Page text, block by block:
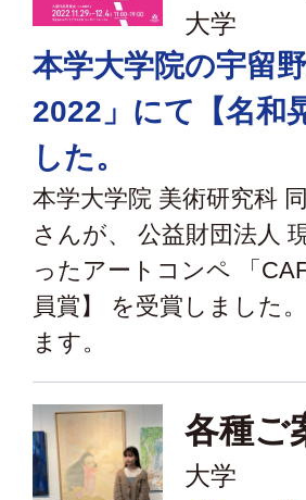
大学
本学大学院の宇留
2022」にて【名和
した。
本学大学院 美術研究科
さんが、 公益財団法人
ったアートコンペ 「
員賞】 を受賞しました
ます。
各種ご
大学